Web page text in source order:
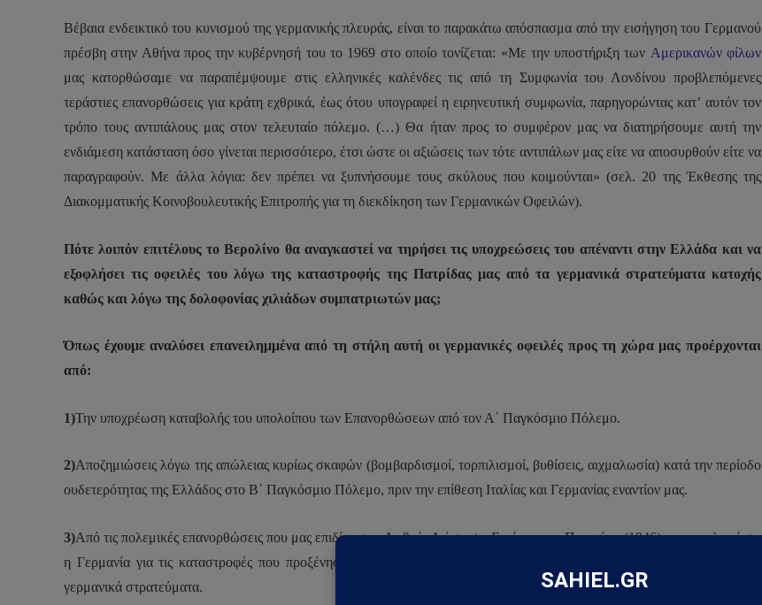
Βέβαια ενδεικτικό του κυνισμού της γερμανικής πλευράς, είναι το παρακάτω απόσπασμα από την εισήγηση του Γερμανού
πρέσβη στην Αθήνα προς την κυβέρνησή του το 1969 στο οποίο τονίζεται: «Με την υποστήριξη των Αμερικανών φίλων
μας κατορθώσαμε να παραπέμψουμε στις ελληνικές καλένδες τις από τη Συμφωνία του Λονδίνου προβλεπόμενες
τεράστιες επανορθώσεις για κράτη εχθρικά, έως ότου υπογραφεί η ειρηνευτική συμφωνία, παρηγορώντας κατ’ αυτόν τον
τρόπο τους αντιπάλους μας στον τελευταίο πόλεμο. (…) Θα ήταν προς το συμφέρον μας να διατηρήσουμε αυτή την
ενδιάμεση κατάσταση όσο γίνεται περισσότερο, έτσι ώστε οι αξιώσεις των τότε αντιπάλων μας είτε να αποσυρθούν είτε να
παραγραφούν. Με άλλα λόγια: δεν πρέπει να ξυπνήσουμε τους σκύλους που κοιμούνται» (σελ. 20 της Έκθεσης της
Διακομματικής Κοινοβουλευτικής Επιτροπής για τη διεκδίκηση των Γερμανικών Οφειλών).
Πότε λοιπόν επιτέλους το Βερολίνο θα αναγκαστεί να τηρήσει τις υποχρεώσεις του απέναντι στην Ελλάδα και να
εξοφλήσει τις οφειλές του λόγω της καταστροφής της Πατρίδας μας από τα γερμανικά στρατεύματα κατοχής
καθώς και λόγω της δολοφονίας χιλιάδων συμπατριωτών μας;
Όπως έχουμε αναλύσει επανειλημμένα από τη στήλη αυτή οι γερμανικές οφειλές προς τη χώρα μας προέρχονται
από:
1)Την υποχρέωση καταβολής του υπολοίπου των Επανορθώσεων από τον Α΄ Παγκόσμιο Πόλεμο.
2)Αποζημιώσεις λόγω της απώλειας κυρίως σκαφών (βομβαρδισμοί, τορπιλισμοί, βυθίσεις, αιχμαλωσία) κατά την περίοδο
ουδετερότητας της Ελλάδος στο Β΄ Παγκόσμιο Πόλεμο, πριν την επίθεση Ιταλίας και Γερμανίας εναντίον μας.
3)Από τις πολεμικές επανορθώσεις που μας επιδίκασε η Διεθνής Διάσκεψη Ειρήνης των Παρισίων (1946) να μας πληρώσει
η Γερμανία για τις καταστροφές που προξένησαν στην ελληνική οικονομία και στη χώρα μας γενικότερα τα κατοχικά
γερμανικά στρατεύματα.